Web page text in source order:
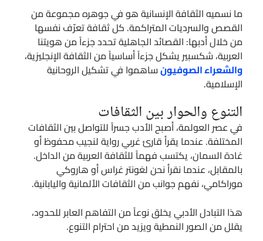
ما نسميه الثقافة الإنسانية هو في جوهره مجموعة من
القصص والسرديات المتراكمة. كل ثقافة تعرّف نفسها
من خلال أدبها: القصائد الجاهلية تحدد جزءاً من هويتنا
العربية، شكسبير يشكل جزءاً أساسياً من الثقافة الإنجليزية،
والشعراء الصوفيونساهموا في تشكيل الروحانية
الإسلامية.
التنوع والحوار بين الثقافات
في عصر العولمة، أصبح الأدب جسراً للتواصل بين الثقافات
المختلفة. عندما يقرأ قارئ غربي رواية لنجيب محفوظ أو
غادة السمان، يكتسب فهماً للثقافة العربية من الداخل.
بالمقابل، عندما نقرأ نحن لغونتر غراس أو هاروكي
موراكامي، نفهم جوانب من الثقافات الألمانية واليابانية.
هذا التبادل الأدبي يخلق نوعاً من التفاهم العابر للحدود،
يقلل من الصور النمطية ويزيد من احترام التنوع.